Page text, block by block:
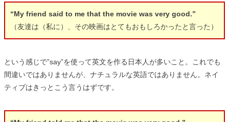
“My friend said to me that the movie was very good.”
（友達は（私に）、その映画はとてもおもしろかったと言った）
という感じで”say”を使って英文を作る日本人が多いこと。これでも
間違いではありませんが、ナチュラルな英語ではありません。ネイ
ティブはきっとこう言うはずです。